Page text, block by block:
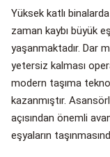
Yüksek katlı
zaman kaybı büyük
yaşanmaktadır. Dar
yetersiz kalması
modern taşıma
kazanmıştır.
açısından önemli
eşyaların